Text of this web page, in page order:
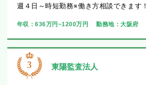
週４日～時短勤務※働き方相談できます！
年収：636万円~1200万円 勤務地：大阪府
東陽監査法人